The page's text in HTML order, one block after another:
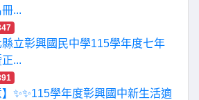
...
縣立彰興國民中學115學年度七年
...
】✨✨115學年度彰興國中新生活適